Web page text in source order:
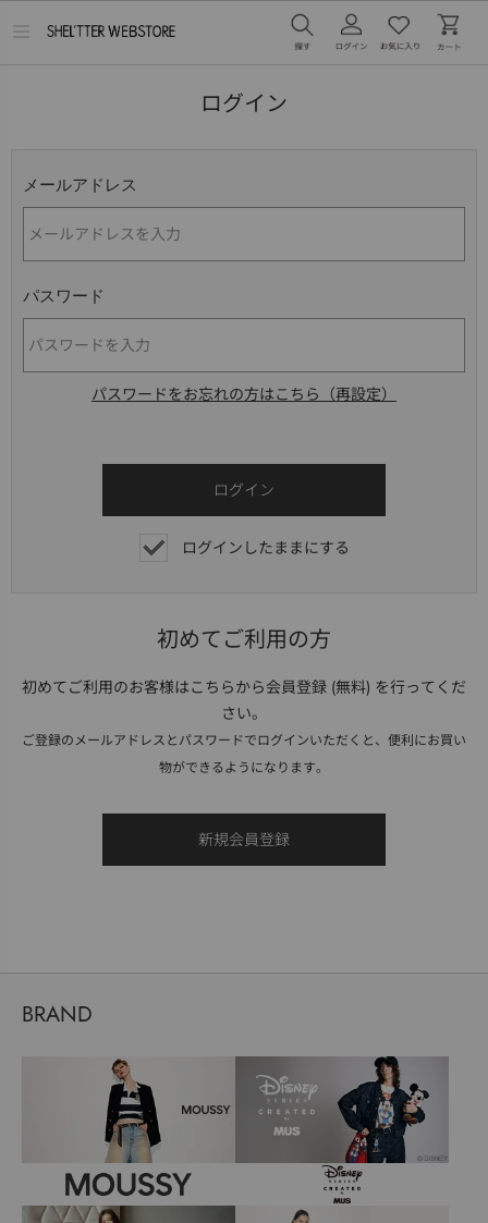
メ
ログイン
メールアドレス
パスワード
パスワードをお忘れの方はこちら（再設定）
ログインしたままにする
初めてご利用の方
初めてご利用のお客様はこちらから会員登録 (無料) を行ってくだ
さい。
ご登録のメールアドレスとパスワードでログインいただくと、便利にお買い
物ができるようになります。
BRAND